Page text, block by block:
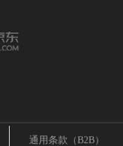
通用条款（B2B）